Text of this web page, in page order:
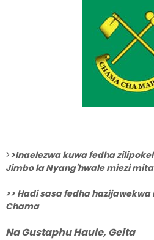
> >Inaelezwa kuwa fedha
Jimbo la Nyang'hwale miezi
>> Hadi sasa fedha
Chama
Na Gustaphu Haule, Geita